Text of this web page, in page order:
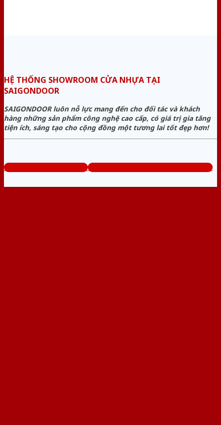
HỆ THỐNG SHOWROOM CỬA NHỰA TẠI
SAIGONDOOR
SAIGONDOOR luôn nỗ lực mang đến cho đối tác và khách
hàng những sản phẩm công nghệ cao cấp, có giá trị gia tăng
tiện ích, sáng tạo cho cộng đồng một tương lai tốt đẹp hơn!
www.baogiacuanhua.com Tổng đài tư vấn miễn phí: 0824.400.400